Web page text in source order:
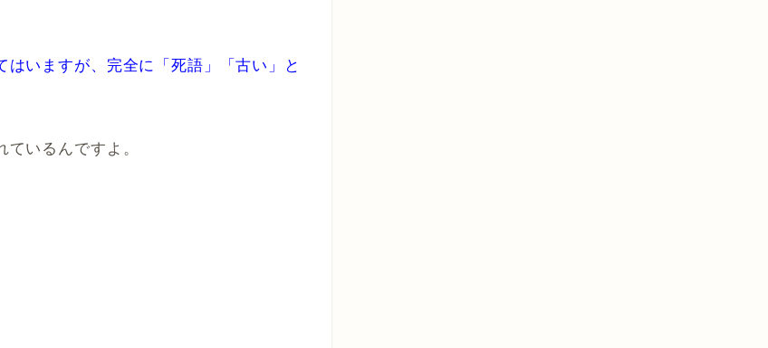
いますが、完全に「死語」「古い」と
いるんですよ。